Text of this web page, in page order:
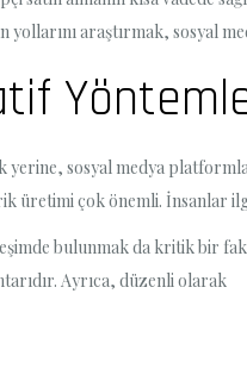
yollarını araştırmak, sosyal
yerine, sosyal medya
üretimi çok önemli. İnsanlar
bulunmak da kritik bir
Ayrıca, düzenli olarak